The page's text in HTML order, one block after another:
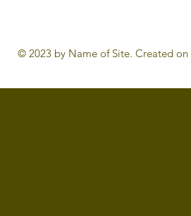
© 2023 by Name of Site. Created on